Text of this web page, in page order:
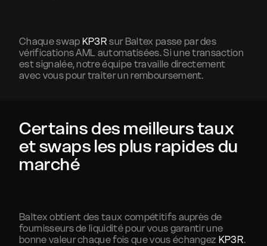
Chaque swap KP3R sur Baltex passe par des
vérifications AML automatisées. Si une transaction
est signalée, notre équipe travaille directement
avec vous pour traiter un remboursement.
Certains des meilleurs taux
et swaps les plus rapides du
marché
Baltex obtient des taux compétitifs auprès de
fournisseurs de liquidité pour vous garantir une
bonne valeur chaque fois que vous échangez KP3R.